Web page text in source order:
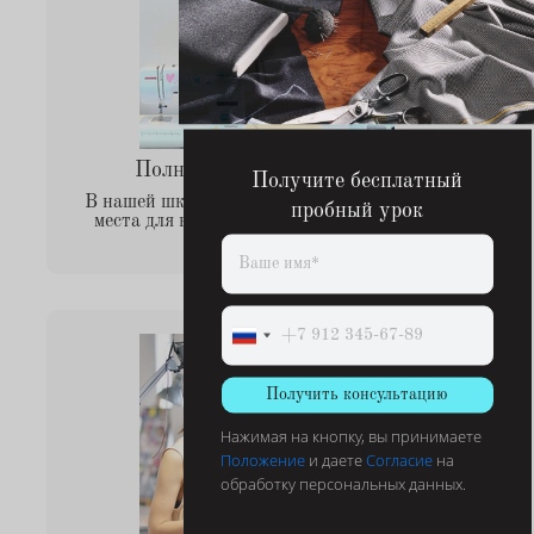
Получите бесплатный
пробный урок
Получить консультацию
Нажимая на кнопку, вы принимаете
Положение и даетеСогласие на
обработку персональных данных.
Полноценное рабочее место
В нашей школе-студии обустроены рабочие
места для всех учеников курса. Не нужно
ждать очереди